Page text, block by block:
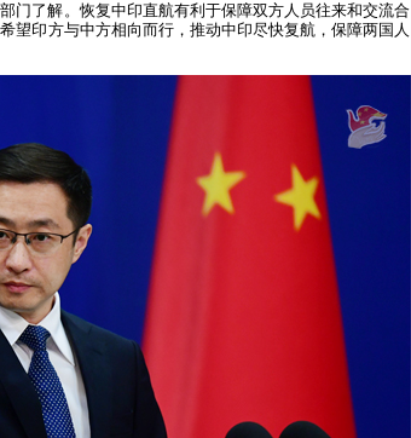
门了解。恢复中印直航有利于保障双方人员往来和交流合
望印方与中方相向而行，推动中印尽快复航，保障两国人